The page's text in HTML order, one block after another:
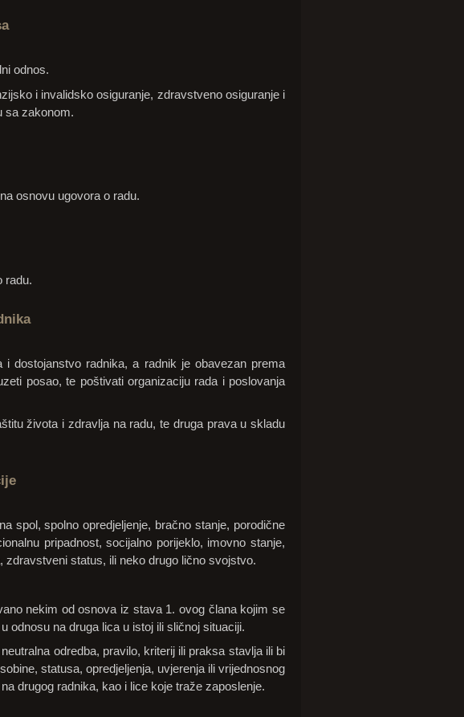
odnos.
i invalidsko osiguranje, zdravstveno osiguranje i
sa zakonom.
osnovu ugovora o radu.
radu.
dostojanstvo radnika, a radnik je obavezan prema
posao, te poštivati organizaciju rada i poslovanja
života i zdravlja na radu, te druga prava u skladu
spol, spolno opredjeljenje, bračno stanje, porodične
pripadnost, socijalno porijeklo, imovno stanje,
status, ili neko drugo lično svojstvo.
nekim od osnova iz stava 1. ovog člana kojim se
odnosu na druga lica u istoj ili sličnoj situaciji.
odredba, pravilo, kriterij ili praksa stavlja ili bi
statusa, opredjeljenja, uvjerenja ili vrijednosnog
drugog radnika, kao i lice koje traže zaposlenje.